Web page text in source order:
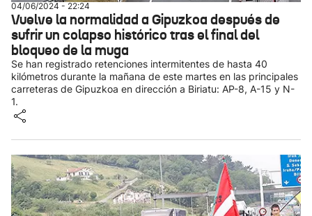
04/06/2024 - 22:24
Vuelve la normalidad a Gipuzkoa después de
sufrir un colapso histórico tras el final del
bloqueo de la muga
Se han registrado retenciones intermitentes de hasta 40
kilómetros durante la mañana de este martes en las principales
carreteras de Gipuzkoa en dirección a Biriatu: AP-8, A-15 y N-
1.